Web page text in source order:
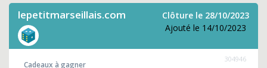
lepetitmarseillais.com
Clôture le 28/10/2023
Ajouté le 14/10/2023
304946
Cadeaux à gagner